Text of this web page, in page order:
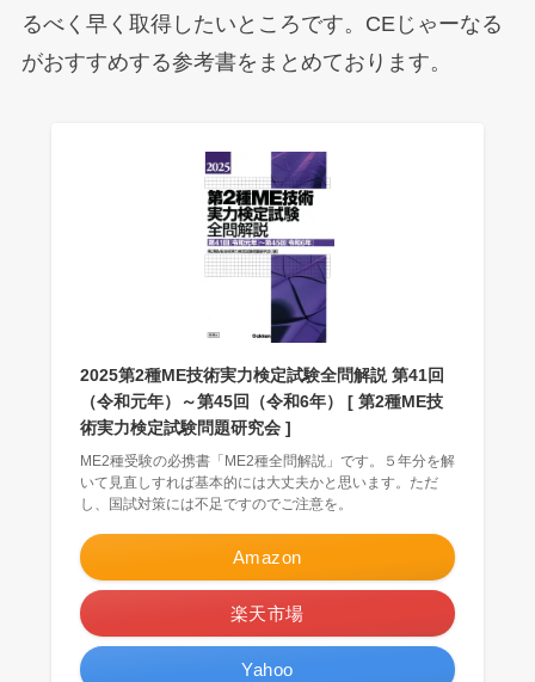
るべく早く取得したいところです。CEじゃーなる
がおすすめする参考書をまとめております。
2025第2種ME技術実力検定試験全問解説 第41回
（令和元年）～第45回（令和6年） [ 第2種ME技
術実力検定試験問題研究会 ]
ME2種受験の必携書「ME2種全問解説」です。５年分を解
いて見直しすれば基本的には大丈夫かと思います。ただ
し、国試対策には不足ですのでご注意を。
Amazon
楽天市場
Yahoo